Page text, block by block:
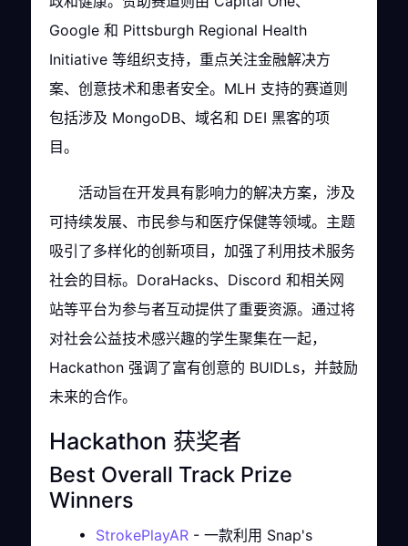
Google 和 Pittsburgh Regional Health
Initiative 等组织支持，重点关注金融解决方
案、创意技术和患者安全。MLH 支持的赛道则
包括涉及 MongoDB、域名和 DEI 黑客的项
目。
活动旨在开发具有影响力的解决方案，涉及
可持续发展、市民参与和医疗保健等领域。主题
吸引了多样化的创新项目，加强了利用技术服务
社会的目标。DoraHacks、Discord 和相关网
站等平台为参与者互动提供了重要资源。通过将
对社会公益技术感兴趣的学生聚集在一起，
Hackathon 强调了富有创意的 BUIDLs，并鼓励
未来的合作。
Hackathon 获奖者
Best Overall Track Prize
Winners
• StrokePlayAR - 一款利用 Snap's